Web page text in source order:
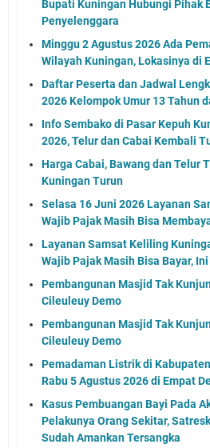
Bupati Kuningan Hubungi Pihak
Penyelenggara
Minggu 2 Agustus 2026 Ada
Wilayah Kuningan, Lokasinya di
Daftar Peserta dan Jadwal
2026 Kelompok Umur 13 Tahun
Info Sembako di Pasar Kepuh
2026, Telur dan Cabai Kembali
Harga Cabai, Bawang dan Telur
Kuningan Turun
Selasa 16 Juni 2026 Layanan
Wajib Pajak Masih Bisa
Layanan Samsat Keliling
Wajib Pajak Masih Bisa Bayar,
Pembangunan Masjid Tak
Cileuleuy Demo
Pembangunan Masjid Tak
Cileuleuy Demo
Pemadaman Listrik di
Rabu 5 Agustus 2026 di Empat
Kasus Pembuangan Bayi Pada
Pelakunya Orang Sekitar,
Sudah Amankan Tersangka